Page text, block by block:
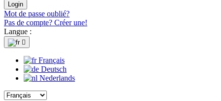
Login
Mot de passe oublié?
Pas de compte? Créer une!
Langue :

Français
Deutsch
Nederlands